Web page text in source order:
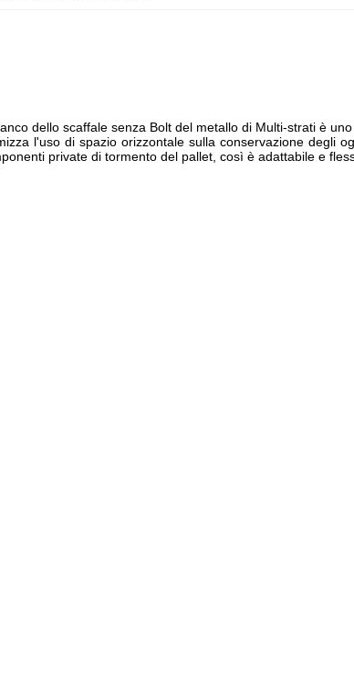
dello scaffale senza Bolt del metallo di Multi-strati è
l'uso di spazio orizzontale sulla conservazione degli
private di tormento del pallet, così è adattabile e